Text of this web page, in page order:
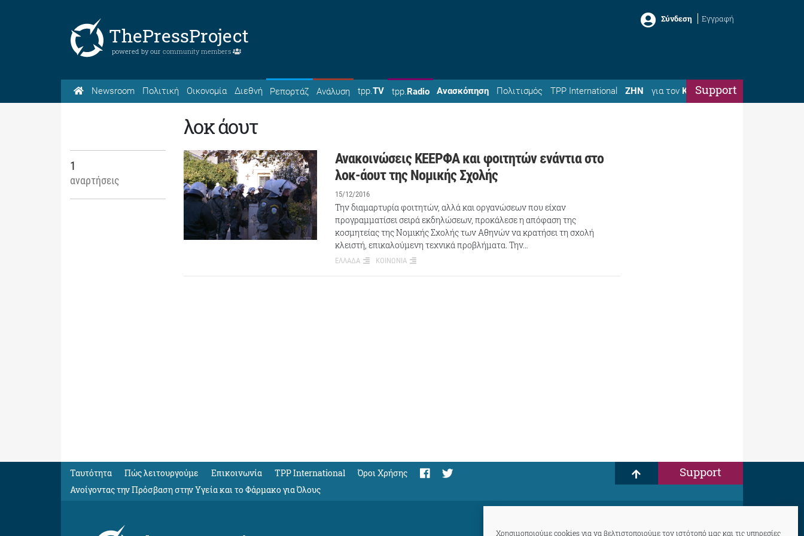
Χρησιμοποιούμε cookies για να βελτιστοποιούμε τον ιστότοπό μας και τις υπηρεσίες
ThePressProject
powered by our community members
Σύνδεση Εγγραφή
Newsroom Πολιτική Οικονομία Διεθνή Ρεπορτάζ Ανάλυση tpp.TV tpp.Radio Ανασκόπηση Πολιτισμός TPP International ΖΗΝ για τον ΚώσταSupport
λοκ άουτ
1
αναρτήσεις
Ανακοινώσεις ΚΕΕΡΦΑ και φοιτητών ενάντια στο
λοκ-άουτ της Νομικής Σχολής
15/12/2016
Την διαμαρτυρία φοιτητών, αλλά και οργανώσεων που είχαν
προγραμματίσει σειρά εκδηλώσεων, προκάλεσε η απόφαση της
κοσμητείας της Νομικής Σχολής των Αθηνών να κρατήσει τη σχολή
κλειστή, επικαλούμενη τεχνικά προβλήματα. Την…
ΕΛΛΑΔΑ ΚΟΙΝΩΝΙΑ
Ταυτότητα Πώς λειτουργούμε Eπικοινωνία TPP International
Όροι Χρήσης
Ανοίγοντας την Πρόσβαση στην Υγεία και το Φάρμακο για Όλους
Support